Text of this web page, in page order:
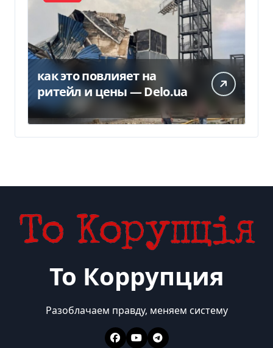
как это повлияет на
ритейл и цены — Delo.ua
То Коррупция
Разоблачаем правду, меняем систему